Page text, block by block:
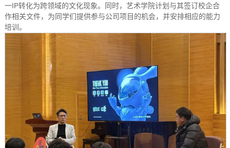
一IP转化为跨领域的文化现象。同时，艺术学院计划与其签订校企合
作相关文件，为同学们提供参与公司项目的机会，并安排相应的能力
培训。